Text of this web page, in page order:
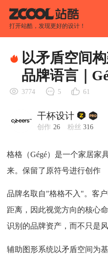
打开站酷，发现更好的设计！
以矛盾空间
品牌语言｜
3774 5 61
干杯设计
创作 26 粉丝 316
格格（Gégé）是一个家居家
来。保留了原符号进行创作
品牌名取自"格格不入"。客
距离，因此视觉方向的核心
识别的品牌资产，而不只是风
辅助图形系统以矛盾空间为